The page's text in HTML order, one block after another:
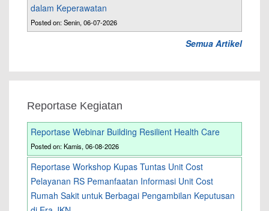
dalam Keperawatan
Posted on: Senin, 06-07-2026
Semua Artikel
Reportase Kegiatan
Reportase Webinar Building Resilient Health Care
Posted on: Kamis, 06-08-2026
Reportase Workshop Kupas Tuntas Unit Cost
Pelayanan RS Pemanfaatan Informasi Unit Cost
Rumah Sakit untuk Berbagai Pengambilan Keputusan